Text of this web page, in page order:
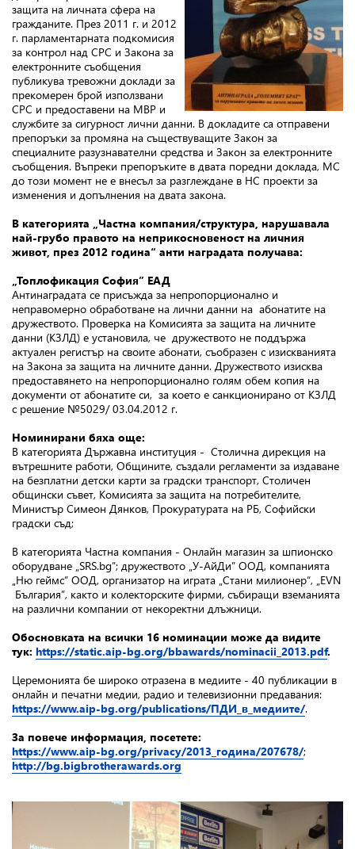
защита на личната сфера на
гражданите. През 2011 г. и 2012
г. парламентарната подкомисия
за контрол над СРС и Закона за
електронните съобщения
публикува тревожни доклади за
прекомерен брой използвани
СРС и предоставени на МВР и
службите за сигурност лични данни. В докладите са отправени
препоръки за промяна на съществуващите Закон за
специалните разузнавателни средства и Закон за електронните
съобщения. Въпреки препоръките в двата поредни доклада, МС
до този момент не е внесъл за разглеждане в НС проекти за
изменения и допълнения на двата закона.
В категорията „Частна компания/структура, нарушавала
най-грубо правото на неприкосновеност на личния
живот, през 2012 година“ анти наградата получава:
„Топлофикация София” ЕАД
Антинаградата се присъжда за непропорционално и
неправомерно обработване на лични данни на абонатите на
дружеството. Проверка на Комисията за защита на личните
данни (КЗЛД) е установила, че дружеството не поддържа
актуален регистър на своите абонати, съобразен с изискванията
на Закона за защита на личните данни. Дружеството изисква
предоставянето на непропорционално голям обем копия на
документи от абонатите си, за което е санкционирано от КЗЛД
с решение №5029/ 03.04.2012 г.
Номинирани бяха още:
В категорията Държавна институция - Столична дирекция на
вътрешните работи, Общините, създали регламенти за издаване
на безплатни детски карти за градски транспорт, Столичен
общински съвет, Комисията за защита на потребителите,
Министър Симеон Дянков, Прокуратурата на РБ, Софийски
градски съд;
В категорията Частна компания - Онлайн магазин за шпионско
оборудване „SRS.bg”; дружеството „У-АйДи” ООД, компанията
„Ню геймс” ООД, организатор на играта „Стани милионер“, „EVN
България”, както и колекторските фирми, събиращи вземанията
на различни компании от некоректни длъжници.
Обосновката на всички 16 номинации може да видите
тук: https://static.aip-bg.org/bbawards/nominacii_2013.pdf.
Церемонията бе широко отразена в медиите - 40 публикации в
онлайн и печатни медии, радио и телевизионни предавания:
https://www.aip-bg.org/publications/ПДИ_в_медиите/.
За повече информация, посетете:
https://www.aip-bg.org/privacy/2013_година/207678/;
http://bg.bigbrotherawards.org